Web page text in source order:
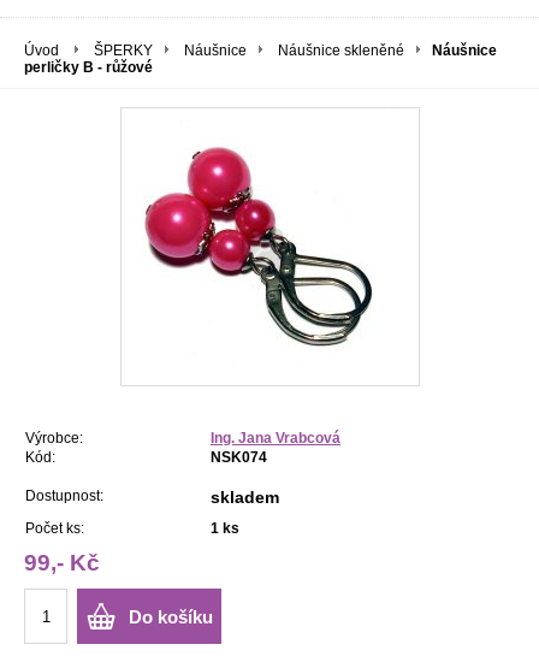
Úvod ŠPERKY Náušnice Náušnice skleněné
Náušnice
perličky B - růžové
Výrobce:
Ing. Jana Vrabcová
Kód:
NSK074
Dostupnost: skladem
Počet ks: 1 ks
99,- Kč
Do košíku